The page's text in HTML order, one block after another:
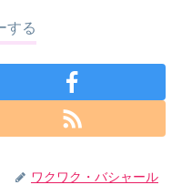
する
ワクワク・バシャール